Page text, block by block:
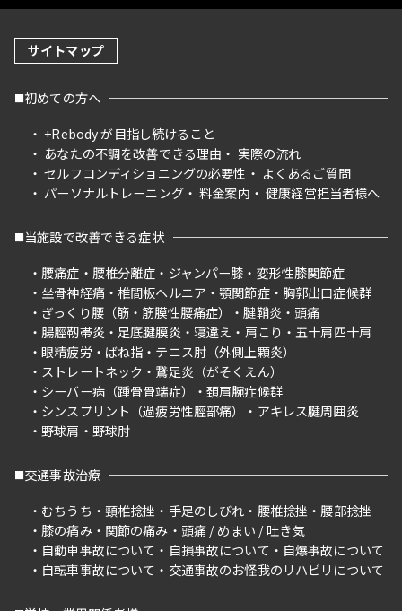
サイトマップ
初めての方へ
+Rebody が目指し続けること
あなたの不調を改善できる理由
実際の流れ
セルフコンディショニングの必要性
よくあるご質問
パーソナルトレーニング
料金案内 健康経営担当者様へ
当施設で改善できる症状
腰痛症
腰椎分離症 ジャンパー膝
変形性膝関節症
坐骨神経痛
椎間板ヘルニア 顎関節症
胸郭出口症候群
ぎっくり腰（筋・筋膜性腰痛症）
腱鞘炎
頭痛
腸脛靭帯炎
足底腱膜炎 寝違え 肩こり
五十肩四十肩
眼精疲労
ばね指
テニス肘（外側上顆炎）
ストレートネック
鵞足炎（がそくえん）
シーバー病（踵骨骨端症）
頚肩腕症候群
シンスプリント（過疲労性脛部痛）
アキレス腱周囲炎
野球肩
野球肘
交通事故治療
むちうち
頸椎捻挫 手足のしびれ 腰椎捻挫
腰部捻挫
膝の痛み
関節の痛み
頭痛 / めまい / 吐き気
自動車事故について
自損事故について
自爆事故について
自転車事故について
交通事故のお怪我のリハビリについて